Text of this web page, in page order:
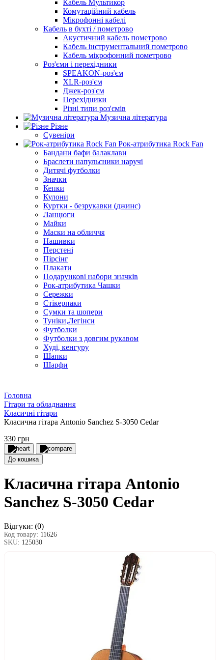
Кабель Мультикор
Комутаційний кабель
Мікрофонні кабелі
Кабель в бухті / пометрово
Акустичний кабель пометрово
Кабель інструментальний пометрово
Кабель мікрофонний пометрово
Роз'єми і перехідники
SPEAKON-роз'єм
XLR-роз'єм
Джек-роз'єм
Перехідники
Різні типи роз'ємів
Музична література
Різне
Сувеніри
Рок-атрибутика Rock Fan
Бандани бафи балаклави
Браслети напульсники наручі
Дитячі футболки
Значки
Кепки
Кулони
Куртки - безрукавки (джинс)
Ланцюги
Майки
Маски на обличчя
Нашивки
Перстені
Пірсінг
Плакати
Подарункові набори значків
Рок-атрибутика Чашки
Сережки
Стікерпаки
Сумки та шопери
Туніки,Легінси
Футболки
Футболки з довгим рукавом
Худі, кенгуру
Шапки
Шарфи
Головна
Гітари та обладнання
Класичні гітари
Класична гітара Antonio Sanchez S-3050 Cedar
330 грн
До кошика
Класична гітара Antonio
Sanchez S-3050 Cedar
Відгуки: (0)
Код товару: 11626
SKU: 125030